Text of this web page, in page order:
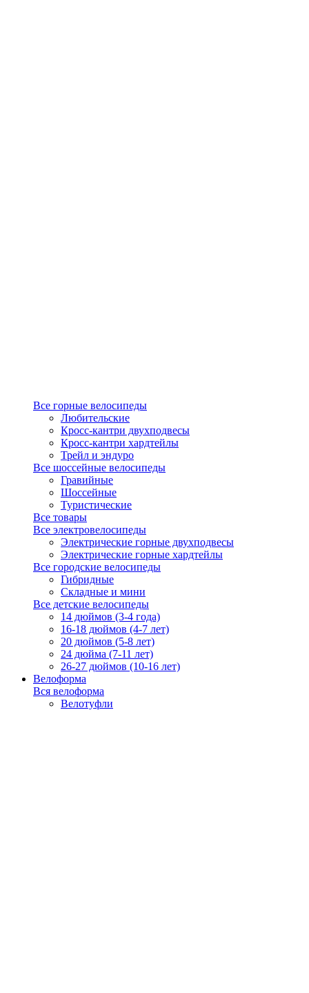
Все горные велосипеды
Любительские
Кросс-кантри двухподвесы
Кросс-кантри хардтейлы
Трейл и эндуро
Все шоссейные велосипеды
Гравийные
Шоссейные
Туристические
Все товары
Все электровелосипеды
Электрические горные двухподвесы
Электрические горные хардтейлы
Все городские велосипеды
Гибридные
Складные и мини
Все детские велосипеды
14 дюймов (3-4 года)
16-18 дюймов (4-7 лет)
20 дюймов (5-8 лет)
24 дюйма (7-11 лет)
26-27 дюймов (10-16 лет)
Велоформа
Вся велоформа
Велотуфли